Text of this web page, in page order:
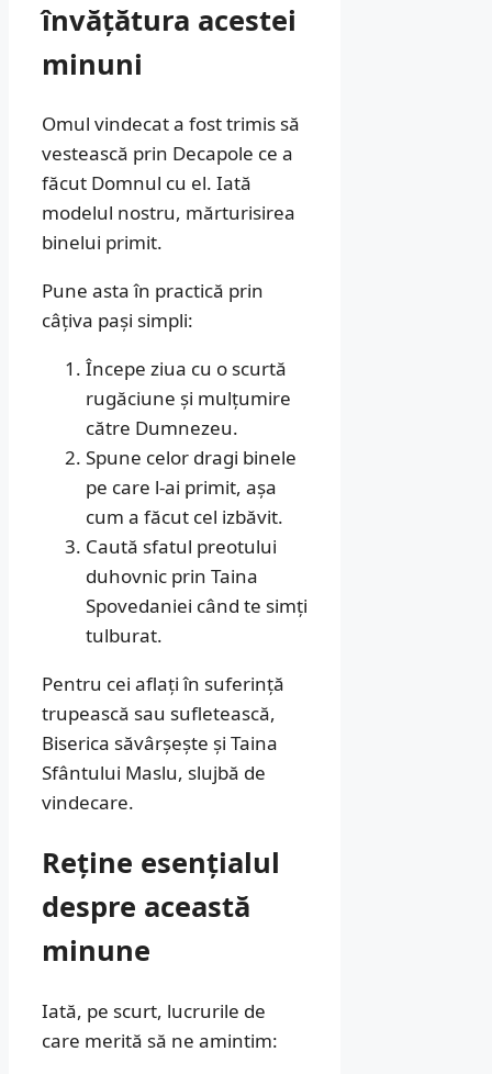
învățătura acestei
minuni
Omul vindecat a fost trimis să
vestească prin Decapole ce a
făcut Domnul cu el. Iată
modelul nostru, mărturisirea
binelui primit.
Pune asta în practică prin
câțiva pași simpli:
Începe ziua cu o scurtă
rugăciune și mulțumire
către Dumnezeu.
Spune celor dragi binele
pe care l-ai primit, așa
cum a făcut cel izbăvit.
Caută sfatul preotului
duhovnic prin Taina
Spovedaniei când te simți
tulburat.
Pentru cei aflați în suferință
trupească sau sufletească,
Biserica săvârșește și Taina
Sfântului Maslu, slujbă de
vindecare.
Reține esențialul
despre această
minune
Iată, pe scurt, lucrurile de
care merită să ne amintim: